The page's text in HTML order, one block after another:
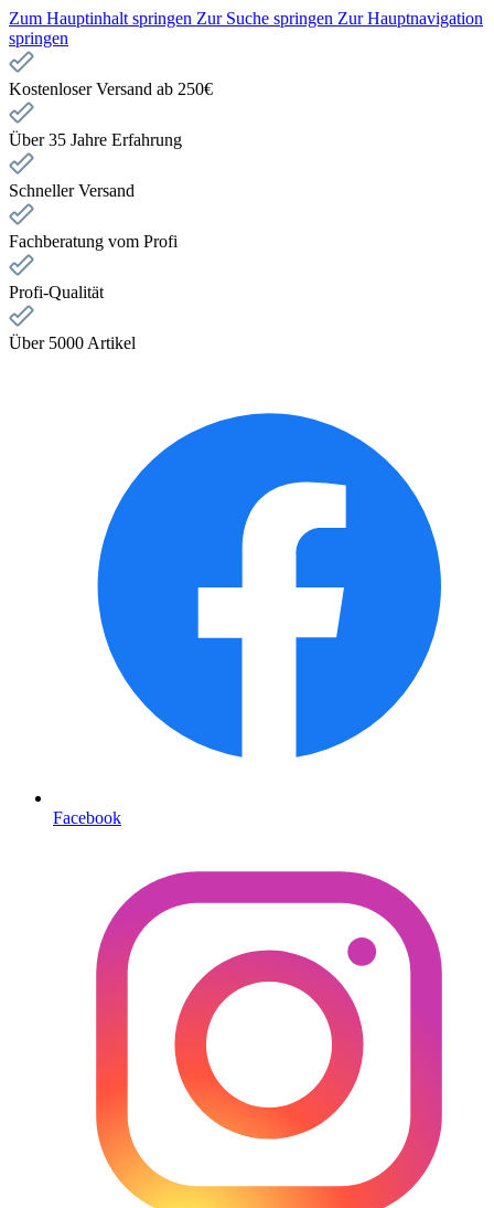
Zum Hauptinhalt springen Zur Suche springen Zur Hauptnavigation
springen
Kostenloser Versand ab 250€
Über 35 Jahre Erfahrung
Schneller Versand
Fachberatung vom Profi
Profi-Qualität
Über 5000 Artikel
Facebook